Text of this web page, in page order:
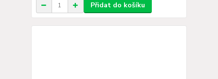
Přidat do košíku